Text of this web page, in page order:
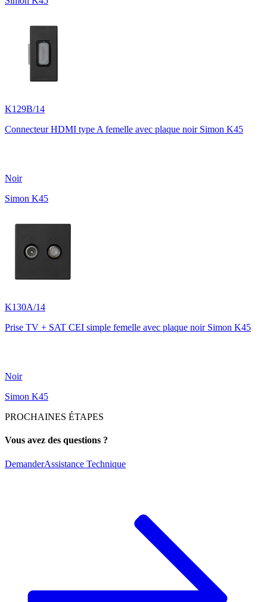
K129B/14
Connecteur HDMI type A femelle avec plaque noir Simon K45
Noir
Simon K45
K130A/14
Prise TV + SAT CEI simple femelle avec plaque noir Simon K45
Noir
Simon K45
PROCHAINES ÉTAPES
Vous avez des questions ?
DemanderAssistance Technique